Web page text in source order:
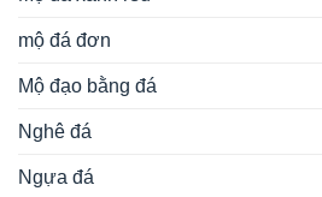
mộ đá đơn
Mộ đạo bằng đá
Nghê đá
Ngựa đá